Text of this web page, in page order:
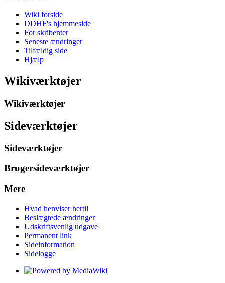
Wiki forside
DDHF's hjemmeside
For skribenter
Seneste ændringer
Tilfældig side
Hjælp
Wikiværktøjer
Wikiværktøjer
Sideværktøjer
Sideværktøjer
Brugersideværktøjer
Mere
Hvad henviser hertil
Beslægtede ændringer
Udskriftsvenlig udgave
Permanent link
Sideinformation
Sidelogge